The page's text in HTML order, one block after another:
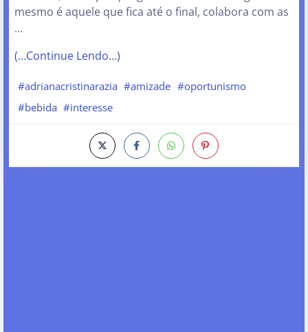
mesmo é aquele que fica até o final, colabora com as
…
(…Continue Lendo…)
#adrianacristinarazia #amizade #oportunismo
#bebida #interesse